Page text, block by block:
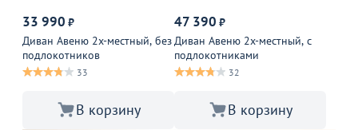
33 990 ₽
Диван Авеню 2х-местный, без
подлокотников
33
В корзину
47 390 ₽
Диван Авеню 2х-местный, с
подлокотниками
32
В корзину